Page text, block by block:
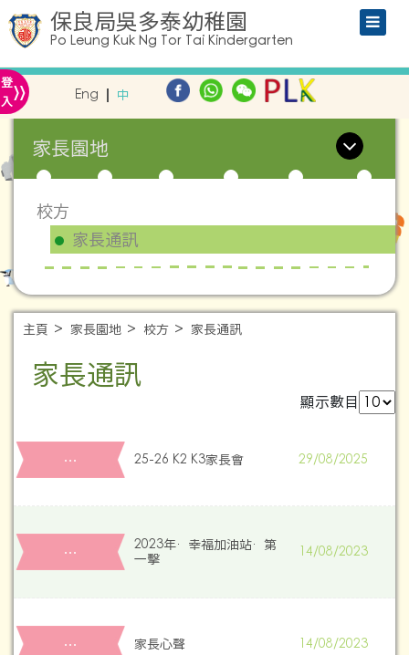
保良局吳多泰幼稚園
Po Leung Kuk Ng Tor Tai Kindergarten
登
入» Eng 中
家長園地
校方
家長通訊
主頁 家長園地 校方 家長通訊
家長通訊
顯示數目
… 25-26 K2 K3家長會 29/08/2025
…
2023年·幸福加油站·第
一擊
14/08/2023
… 家長心聲 14/08/2023